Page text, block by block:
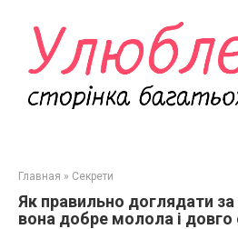
контенту
Главная » Секрети
Як правильно доглядати
вона добре молола і